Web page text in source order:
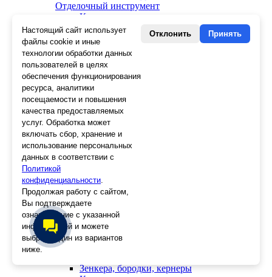
Отделочный инструмент
Клеевые пистолеты и стержни
СВП, крестики, клинья
Средства защиты
Скребки
Лезвия
Лента малярная, скотч
Стеклорезы
Плиткорезы
Пистолеты для герметика и пены
Шила
Стеклоткань, серпянка
Ещё 2
Слесарный инструмент
Болторезы
Длинногубцы
Круглогубцы
Тонкогубцы, утконосы
Бокорезы
Кувалды
Зенкера, бородки, кернеры
Настоящий сайт использует
файлы cookie и иные
технологии обработки данных
пользователей в целях
обеспечения функционирования
ресурса, аналитики
посещаемости и повышения
качества предоставляемых
услуг. Обработка может
включать сбор, хранение и
использование персональных
данных в соответствии с
Политикой
конфиденциальности.
Продолжая работу с сайтом,
Вы подтверждаете
ознакомление с указанной
информацией и можете
выбрать один из вариантов
ниже.
Отклонить Принять